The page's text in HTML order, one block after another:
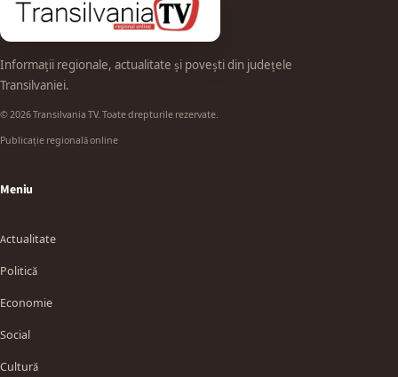
Informații regionale, actualitate și povești din județele
Transilvaniei.
© 2026 Transilvania TV. Toate drepturile rezervate.
Publicație regională online
Meniu
Actualitate
Politică
Economie
Social
Cultură